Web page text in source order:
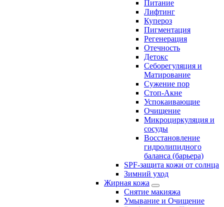
Питание
Лифтинг
Купероз
Пигментация
Регенерация
Отечность
Детокс
Себорегуляция и
Матирование
Сужение пор
Стоп-Акне
Успокаивающие
Очищение
Микроциркуляция и
сосуды
Восстановление
гидролипидного
баланса (барьера)
SPF-защита кожи от солнца
Зимний уход
Жирная кожа
Снятие макияжа
Умывание и Очищение